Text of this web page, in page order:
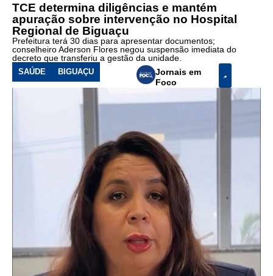
TCE determina diligências e mantém
apuração sobre intervenção no Hospital
Regional de Biguaçu
Prefeitura terá 30 dias para apresentar documentos;
conselheiro Aderson Flores negou suspensão imediata do
decreto que transferiu a gestão da unidade.
SAÚDE BIGUAÇU
Jornais em
Foco